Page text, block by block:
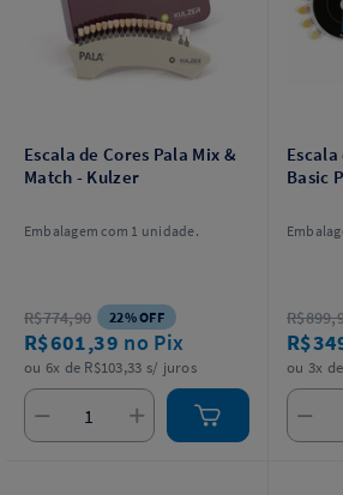
Escala de Cores Pala Mix &
Match - Kulzer
Embalagem com 1 unidade.
R$774,90 22% OFF
R$601,39 no Pix
ou 6x de R$103,33 s/ juros
Escala
Basic
ou 3x